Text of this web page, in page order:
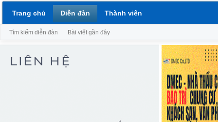
Trang chủ Diễn đàn
Tìm kiếm diễn đàn Bài viết gần đây
Thành viên